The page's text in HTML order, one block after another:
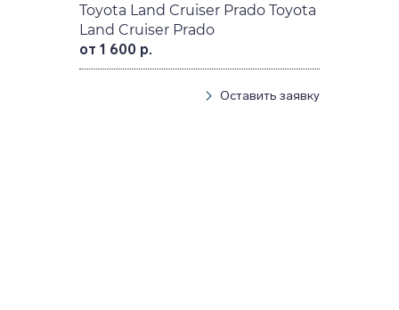
Toyota Land Cruiser Prado Toyota
Land Cruiser Prado
от 1 600 р.
Оставить заявку